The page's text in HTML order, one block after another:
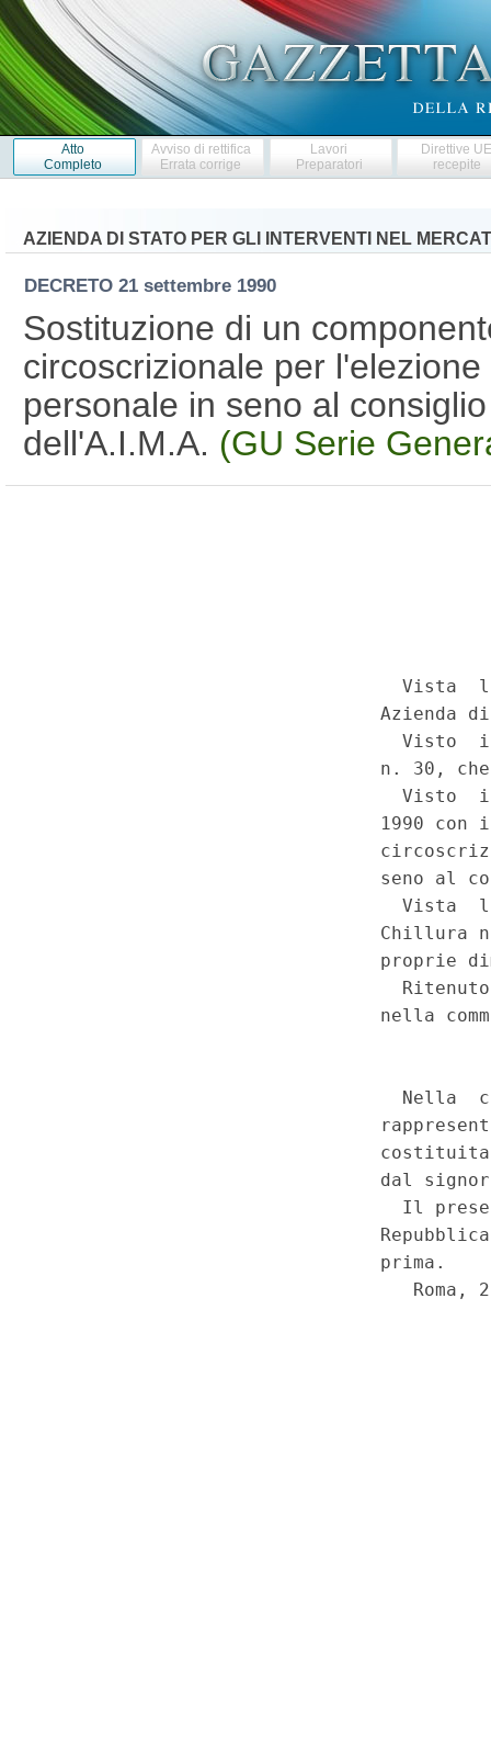
Atto
Completo
Avviso di rettifica
Errata corrige
Lavori
Preparatori
Direttive
recepite
AZIENDA DI STATO PER GLI INTERVENTI NEL
DECRETO 21 settembre 1990
Sostituzione di un
circoscrizionale per
personale in seno al
dell'A.I.M.A. (GU Serie